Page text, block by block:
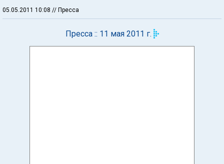
05.05.2011 10:08 // Пресса
Пресса :: 11 мая 2011 г.